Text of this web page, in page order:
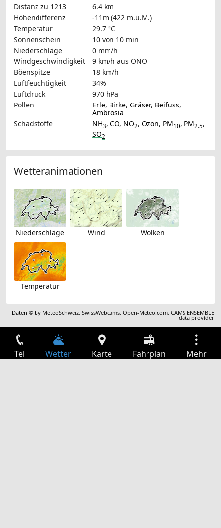
Distanz zu 1213
6.4 km
Höhendifferenz
-11m (422 m.ü.M.)
Temperatur
29.7 °C
Sonnenschein
10 von 10 min
Niederschläge
0 mm/h
Windgeschwindigkeit
9 km/h aus ONO
Böenspitze
18 km/h
Luftfeuchtigkeit
34%
Luftdruck
970 hPa
Pollen
Erle, Birke, Gräser, Beifuss,
Ambrosia
Schadstoffe
NH3, CO, NO2, Ozon, PM10, PM2.5,
SO2
Wetteranimationen
Niederschläge Wind Wolken
Temperatur
Daten © by MeteoSchweiz,SwissWebcams,Open-Meteo.com,CAMS ENSEMBLE
data provider
Tel Wetter Karte Fahrplan Mehr